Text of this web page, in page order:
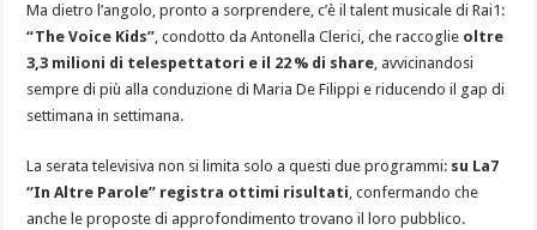
Ma dietro l’angolo, pronto a sorprendere, c’è il talent musicale di Rai1:
“The Voice Kids”, condotto da Antonella Clerici, che raccoglie oltre
3,3 milioni di telespettatori e il 22 % di share, avvicinandosi
sempre di più alla conduzione di Maria De Filippi e riducendo il gap di
settimana in settimana.
La serata televisiva non si limita solo a questi due programmi: su La7
“In Altre Parole” registra ottimi risultati, confermando che
anche le proposte di approfondimento trovano il loro pubblico.